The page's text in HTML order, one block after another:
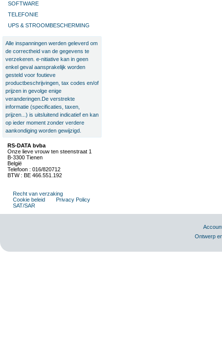
SOFTWARE
TELEFONIE
UPS & STROOMBESCHERMING
Alle inspanningen werden geleverd om
de correctheid van de gegevens te
verzekeren. e-nitiative kan in geen
enkel geval aansprakelijk worden
gesteld voor foutieve
productbeschrijvingen, tax codes en/of
prijzen in gevolge enige
veranderingen.De verstrekte
informatie (specificaties, taxen,
prijzen...) is uitsluitend indicatief en kan
op ieder moment zonder verdere
aankondiging worden gewijzigd.
RS-DATA bvba
Onze lieve vrouw ten steenstraat 1
B-3300 Tienen
België
Telefoon : 016/820712
BTW : BE 466.551.192
Recht van verzaking
Cookie beleid
Privacy Policy
SAT/SAR
Ontwerp